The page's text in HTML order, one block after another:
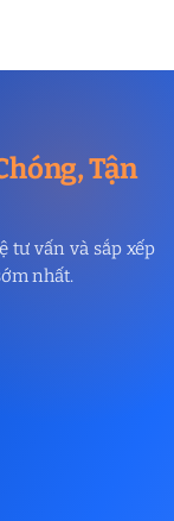
Tận
tư vấn và sắp xếp
nhất.